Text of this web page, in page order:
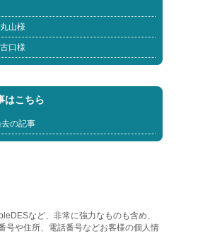
山様
口様
はこちら
の記事
など、非常に強力なものも含め、
号や住所、電話番号などお客様の個人情